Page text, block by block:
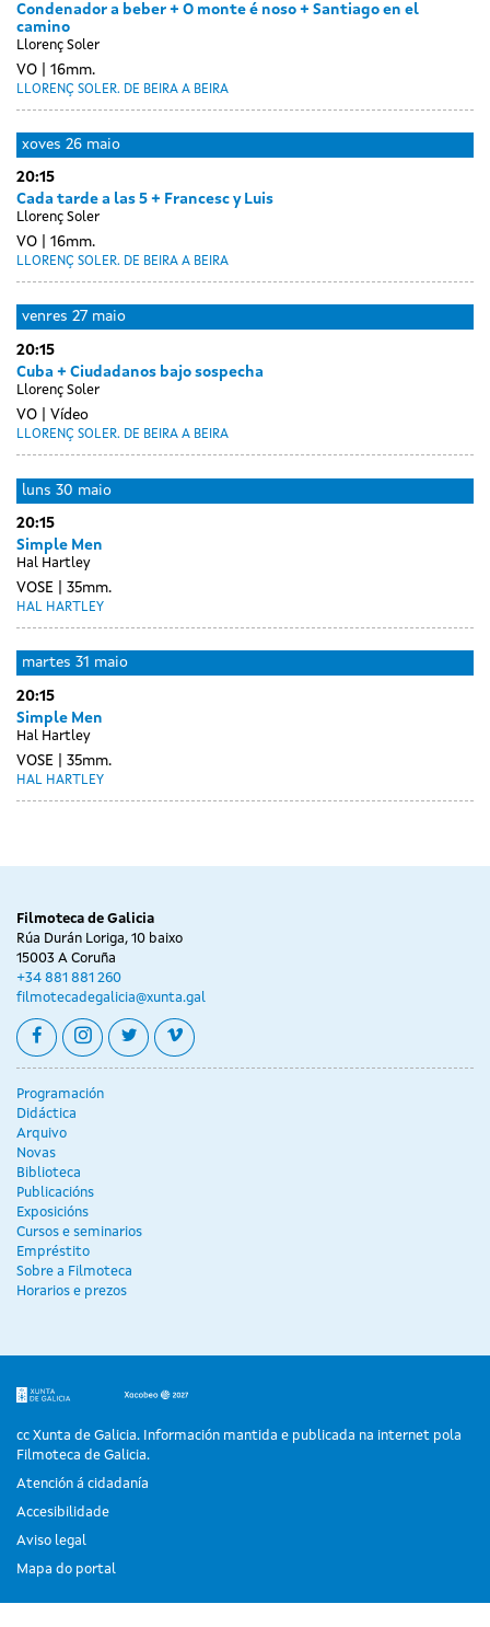
Condenador a beber + O monte é noso + Santiago en el
camino
Llorenç Soler
VO 16mm.
LLORENÇ SOLER. DE BEIRA A BEIRA
xoves 26 maio
20:15
Cada tarde a las 5 + Francesc y Luis
Llorenç Soler
VO 16mm.
LLORENÇ SOLER. DE BEIRA A BEIRA
venres 27 maio
20:15
Cuba + Ciudadanos bajo sospecha
Llorenç Soler
VO Vídeo
LLORENÇ SOLER. DE BEIRA A BEIRA
sábado
28
maio
Day
without
sessions
luns 30 maio
20:15
Simple Men
Hal Hartley
VOSE 35mm.
HAL HARTLEY
martes 31 maio
20:15
Simple Men
Hal Hartley
VOSE 35mm.
HAL HARTLEY
Filmoteca de Galicia
Rúa Durán Loriga, 10 baixo
15003 A Coruña
+34 881 881 260
filmotecadegalicia@xunta.gal
facebookinstagram
twittervimeo
Programación
Didáctica
Arquivo
Novas
Biblioteca
Publicacións
Exposicións
Cursos e seminarios
Empréstito
Sobre a Filmoteca
Horarios e prezos
cc Xunta de Galicia. Información mantida e publicada na internet pola
Filmoteca de Galicia.
Atención á cidadanía
Accesibilidade
Aviso legal
Mapa do portal